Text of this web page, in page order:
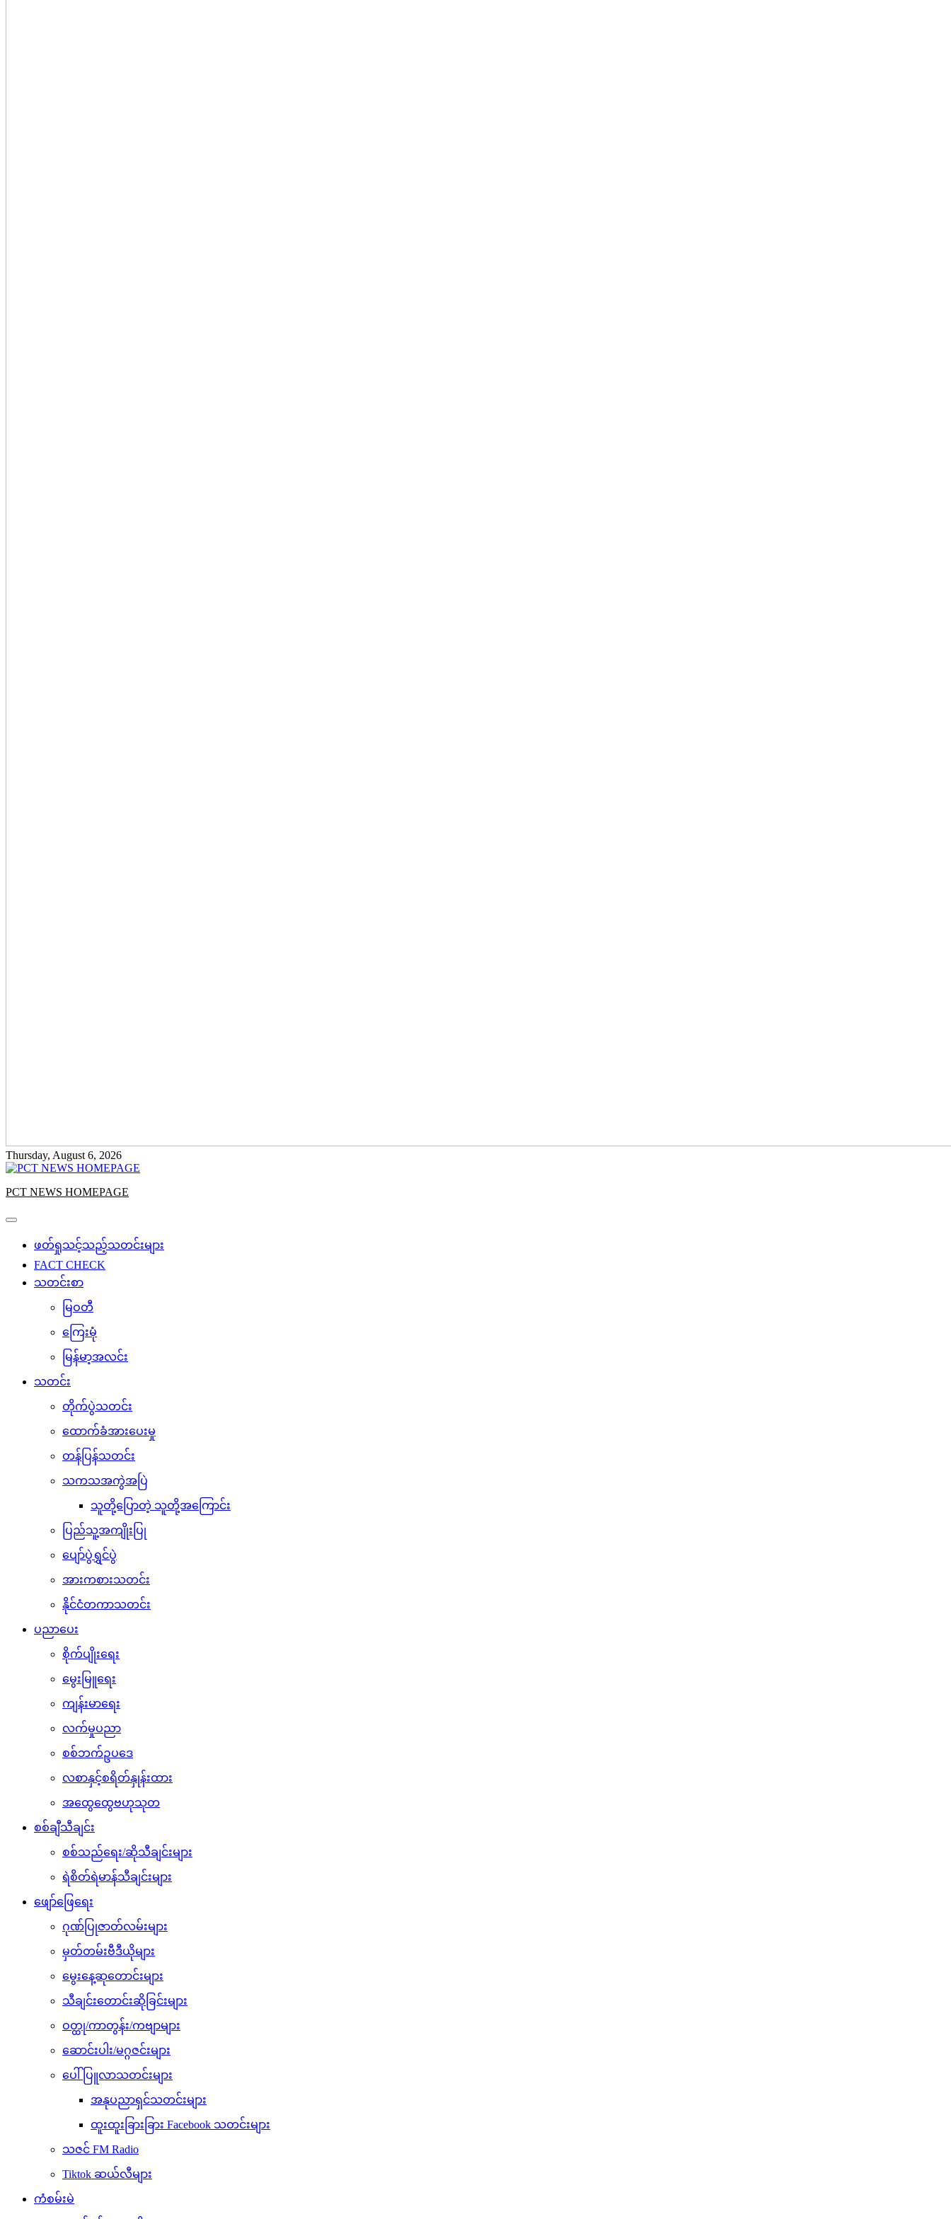
Thursday, August 6, 2026
PCT NEWS HOMEPAGE
ဖတ်ရှုသင့်သည့်သတင်းများ
FACT CHECK
သတင်းစာ
မြဝတီ
ကြေးမုံ
မြန်မာ့အလင်း
သတင်း
တိုက်ပွဲသတင်း
ထောက်ခံအားပေးမှု
တန်ပြန်သတင်း
သကသအကွဲအပြဲ
သူတို့ပြောတဲ့ သူတို့အကြောင်း
ပြည်သူ့အကျိုးပြု
ပျော်ပွဲရွှင်ပွဲ
အားကစားသတင်း
နိုင်ငံတကာသတင်း
ပညာပေး
စိုက်ပျိုးရေး
မွေးမြူရေး
ကျန်းမာရေး
လက်မှုပညာ
စစ်ဘက်ဥပဒေ
လစာနှင့်စရိတ်နှုန်းထား
အထွေထွေဗဟုသုတ
စစ်ချီသီချင်း
စစ်သည်ရေး/ဆိုသီချင်းများ
ရဲစိတ်ရဲမာန်သီချင်းများ
ဖျော်ဖြေရေး
ဂုဏ်ပြုဇာတ်လမ်းများ
မှတ်တမ်းဗီဒီယိုများ
မွေးနေ့ဆုတောင်းများ
သီချင်းတောင်းဆိုခြင်းများ
ဝတ္ထု/ကာတွန်း/ကဗျာများ
ဆောင်းပါး/မဂ္ဂဇင်းများ
ပေါ်ပြူလာသတင်းများ
အနုပညာရှင်သတင်းများ
ထူးထူးခြားခြား Facebook သတင်းများ
သဇင် FM Radio
Tiktok ဆယ်လီများ
ကံစမ်းမဲ